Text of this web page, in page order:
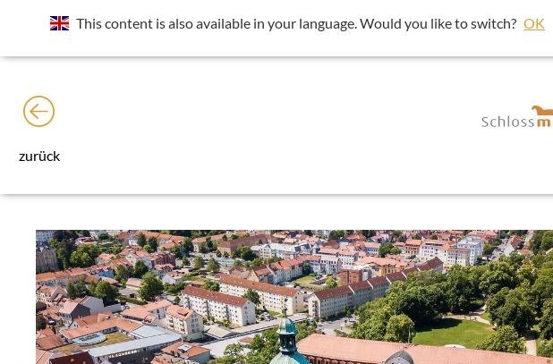
Rechts neben der Adressleiste das Icon
zurück
This content is also available in your language. Would you like to switch? OK